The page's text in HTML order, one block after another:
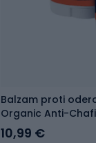
Balzam proti
Organic Anti-
10,99 €